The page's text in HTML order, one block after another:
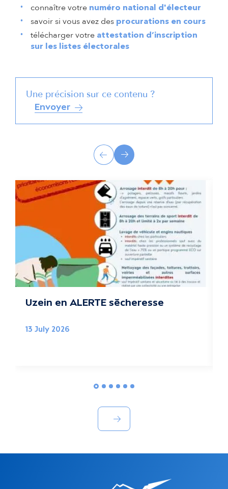
connaître votre numéro national d'électeur
savoir si vous avez des procurations en cours
télécharger votre attestation d’inscription
sur les listes électorales
Une précision sur ce contenu ?
Envoyer
c
t
u
l
i
PrécédentSuivant
Uzein en ALERTE sécheresse
13 July 2026